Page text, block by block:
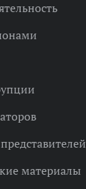
материалы